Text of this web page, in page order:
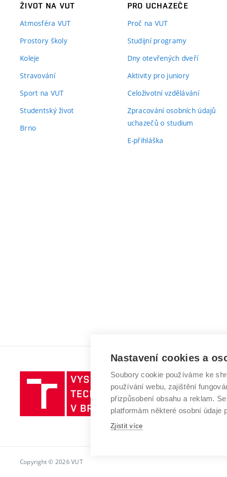
ŽIVOT NA VUT
Atmosféra VUT
Prostory školy
Koleje
Stravování
Sport na VUT
Studentský život
Brno
PRO UCHAZEČE
Proč na VUT
Studijní programy
Dny otevřených dveří
Aktivity pro juniory
Celoživotní vzdělávání
Zpracování osobních údajů
uchazečů o studium
E-přihláška
Vysoké
učení
technické
v
Copyright © 2026 VUT
Nastavení cookies a
Soubory cookie používáme ke
používání webu, zajištění
přizpůsobení obsahu a reklam.
platformám některé osobní údaje
Zjistit více